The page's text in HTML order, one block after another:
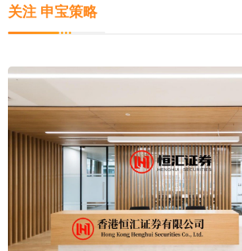
关注 申宝策略